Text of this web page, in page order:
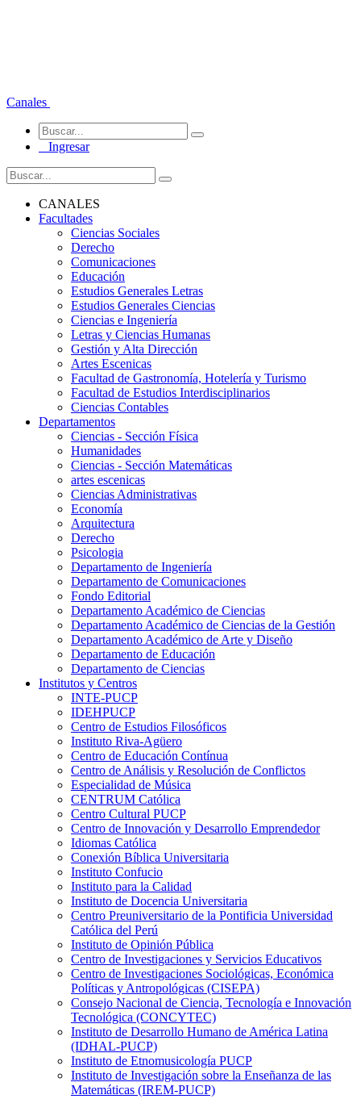
Canales
Ingresar
CANALES
Facultades
Ciencias Sociales
Derecho
Comunicaciones
Educación
Estudios Generales Letras
Estudios Generales Ciencias
Ciencias e Ingeniería
Letras y Ciencias Humanas
Gestión y Alta Dirección
Artes Escenicas
Facultad de Gastronomía, Hotelería y Turismo
Facultad de Estudios Interdisciplinarios
Ciencias Contables
Departamentos
Ciencias - Sección Física
Humanidades
Ciencias - Sección Matemáticas
artes escenicas
Ciencias Administrativas
Economía
Arquitectura
Derecho
Psicologia
Departamento de Ingeniería
Departamento de Comunicaciones
Fondo Editorial
Departamento Académico de Ciencias
Departamento Académico de Ciencias de la Gestión
Departamento Académico de Arte y Diseño
Departamento de Educación
Departamento de Ciencias
Institutos y Centros
INTE-PUCP
IDEHPUCP
Centro de Estudios Filosóficos
Instituto Riva-Agüero
Centro de Educación Contínua
Centro de Análisis y Resolución de Conflictos
Especialidad de Música
CENTRUM Católica
Centro Cultural PUCP
Centro de Innovación y Desarrollo Emprendedor
Idiomas Católica
Conexión Bíblica Universitaria
Instituto Confucio
Instituto para la Calidad
Instituto de Docencia Universitaria
Centro Preuniversitario de la Pontificia Universidad
Católica del Perú
Instituto de Opinión Pública
Centro de Investigaciones y Servicios Educativos
Centro de Investigaciones Sociológicas, Económica
Políticas y Antropológicas (CISEPA)
Consejo Nacional de Ciencia, Tecnología e Innovación
Tecnológica (CONCYTEC)
Instituto de Desarrollo Humano de América Latina
(IDHAL-PUCP)
Instituto de Etnomusicología PUCP
Instituto de Investigación sobre la Enseñanza de las
Matemáticas (IREM-PUCP)